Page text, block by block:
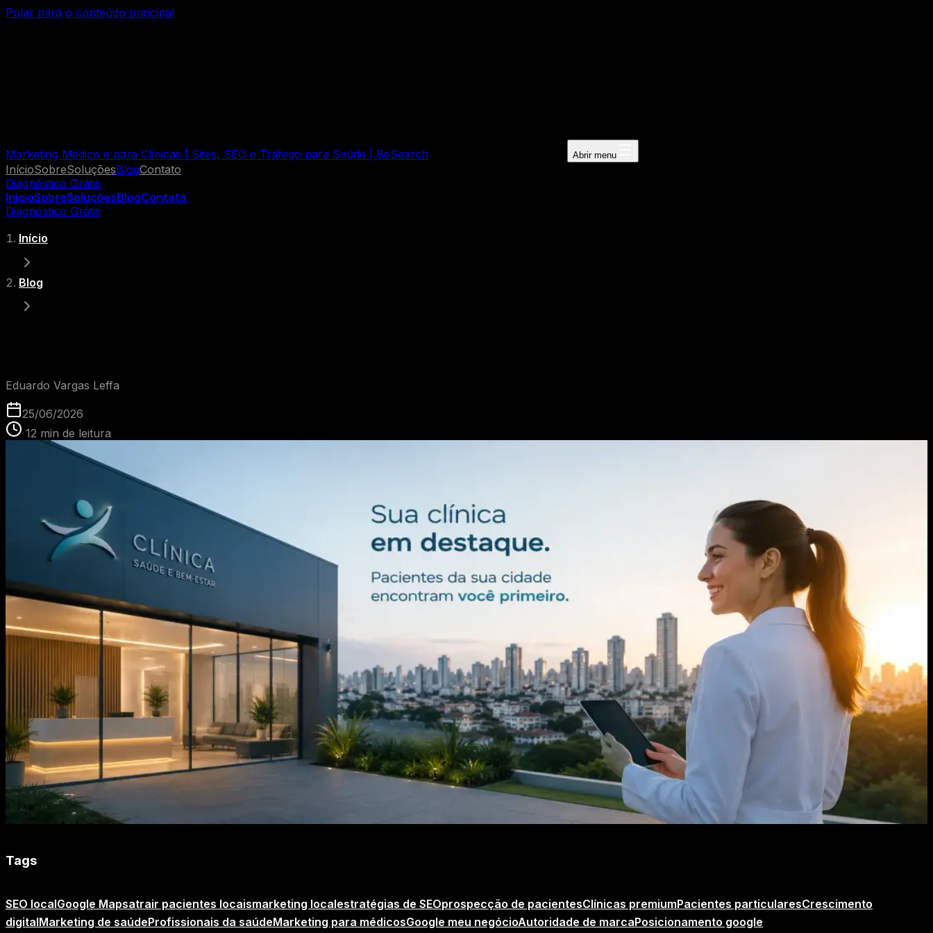
Pular para o conteúdo principal
Marketing Médico e para Clínicas | Sites, SEO e Tráfego para Saúde | BeSearch Abrir menu
InícioSobreSoluçõesBlogContato
Diagnóstico Grátis
InícioSobreSoluçõesBlogContato
Diagnóstico Grátis
Início
Blog
Eduardo Vargas Leffa
25/06/2026
12 min de leitura
Tags
SEO localGoogle Mapsatrair pacientes locaismarketing localestratégias de SEOprospecção de pacientesClínicas premiumPacientes particularesCrescimento
digitalMarketing de saúdeProfissionais da saúdeMarketing para médicosGoogle meu negócioAutoridade de marcaPosicionamento google